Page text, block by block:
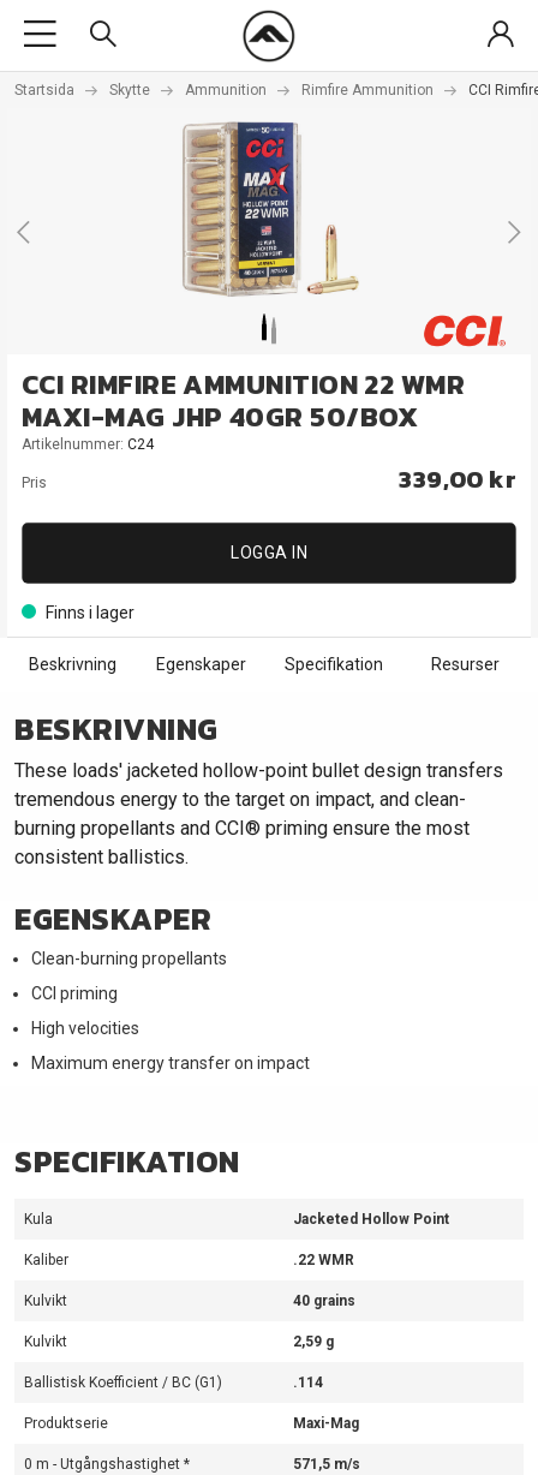
Startsida Skytte Ammunition Rimfire Ammunition CCI
CCI RIMFIRE AMMUNITION 22 WMR
MAXI-MAG JHP 40GR 50/BOX
Artikelnummer: C24
Pris 339,00 kr
LOGGA IN
Finns i lager
Beskrivning Egenskaper Specifikation Resurser
BESKRIVNING
These loads' jacketed hollow-point bullet design transfers
tremendous energy to the target on impact, and clean-
burning propellants and CCI® priming ensure the most
consistent ballistics.
EGENSKAPER
Clean-burning propellants
CCI priming
High velocities
Maximum energy transfer on impact
SPECIFIKATION
Kula Jacketed Hollow Point
Kaliber .22 WMR
Kulvikt 40 grains
Kulvikt 2,59 g
Ballistisk Koefficient / BC (G1) .114
Produktserie Maxi-Mag
0 m - Utgångshastighet * 571,5 m/s